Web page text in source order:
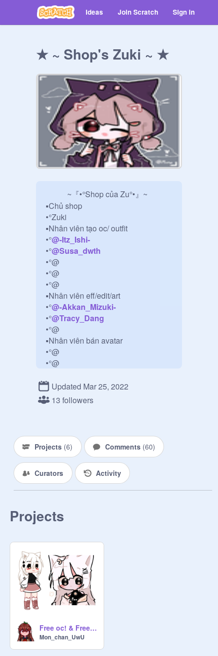
Ideas Join Scratch Sign in
★ ~ Shop's Zuki ~ ★
▪︎Chủ shop
•°Zuki
▪︎Nhân viên tạo oc/ outfit
•°@-Itz_Ishi-
•°@Susa_dwth
•°@
•°@
•°@
▪︎Nhân viên eff/edit/art
•°@-Akkan_Mizuki-
•°@Tracy_Dang
•°@
▪︎Nhân viên bán avatar
•°@
•°@
•°@
▪︎Shop có bán
•° Intro °•
•° Outro °•
▪︎Luật :
- Thưn thịn vs kháck
- Nói chỵn đàng hoàng, nếu kháck
- Ko tự tiện thêm ng khc vào
me...
Nếu vi phạm:
- 1 lần bị cấm làm trong 5 ngày
- 2 lần bị cấm làm trong 2 tuần
- típ tục vi phạm nữa là đuổi khỏi
shop :)
Updated Mar 25, 2022
13 followers
Projects (6) Comments (60)
Curators Activity
Projects
Free oc! & Free avatar?
Mon_chan_UwU